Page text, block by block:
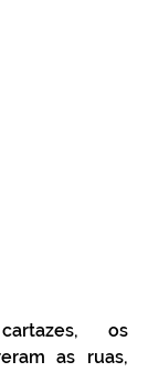
os
as ruas,